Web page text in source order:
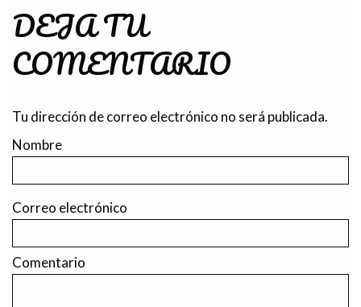
DEJA TU
COMENTARIO
Tu dirección de correo electrónico no será publicada.
Nombre
Correo electrónico
Comentario